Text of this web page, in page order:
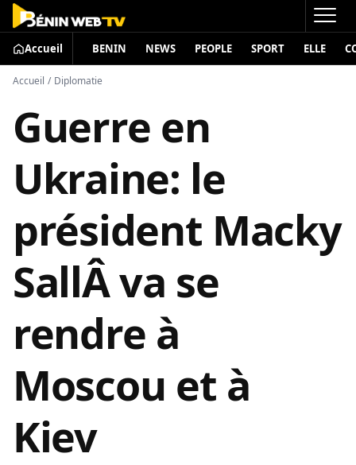
Accueil BENIN NEWS PEOPLE SPORT ELLE
Accueil / Diplomatie
Guerre en
Ukraine: le
président Macky
SallÂ va se
rendre à
Moscou et à
Kiev